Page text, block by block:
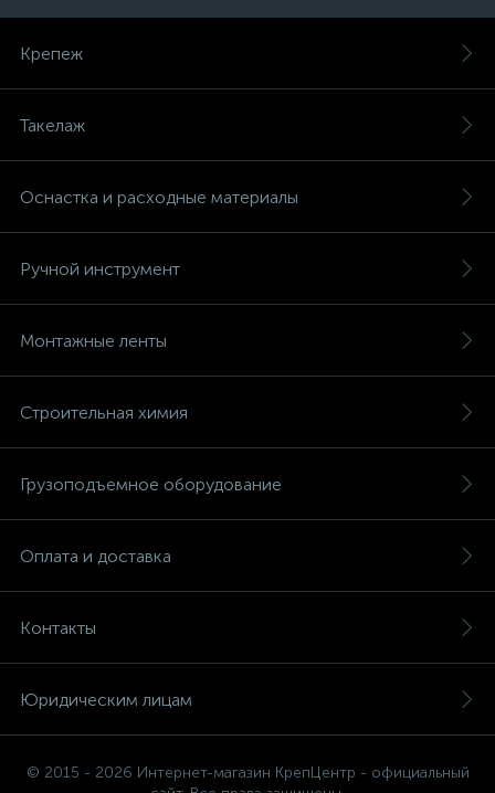
Крепеж
Такелаж
Оснастка и расходные материалы
Ручной инструмент
Монтажные ленты
Строительная химия
Грузоподъемное оборудование
Оплата и доставка
Контакты
Юридическим лицам
© 2015 - 2026 Интернет-магазин КрепЦентр - официальный